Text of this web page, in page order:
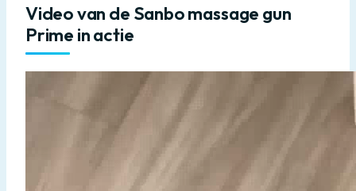
Video van de Sanbo massage gun
Prime in actie